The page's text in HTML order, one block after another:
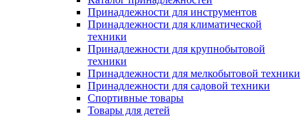
Принадлежности для инструментов
Принадлежности для климатической
техники
Принадлежности для крупнобытовой
техники
Принадлежности для мелкобытовой техники
Принадлежности для садовой техники
Спортивные товары
Товары для детей